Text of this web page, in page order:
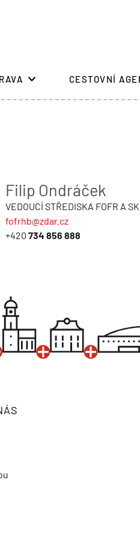
CESTOVNÍ
Filip Ondráček
VEDOUCÍ STŘEDISKA FOFR A
fofrhb@zdar.cz
+420 734 856 888